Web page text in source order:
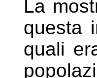
La
questa
quali